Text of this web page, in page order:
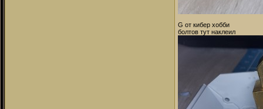
G от кибер хобби
болтов тут наклеил